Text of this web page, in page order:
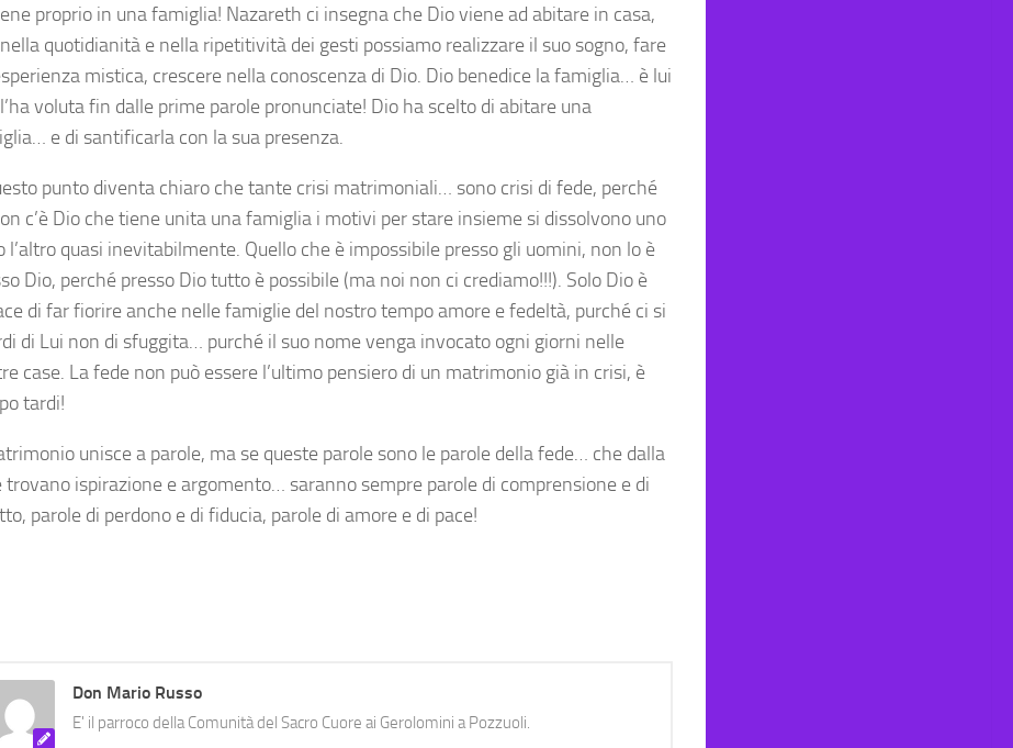
proprio in una famiglia! Nazareth ci insegna che Dio viene ad abitare in casa,
quotidianità e nella ripetitività dei gesti possiamo realizzare il suo sogno, fare
mistica, crescere nella conoscenza di Dio. Dio benedice la famiglia… è lui
voluta fin dalle prime parole pronunciate! Dio ha scelto di abitare una
e di santificarla con la sua presenza.
punto diventa chiaro che tante crisi matrimoniali… sono crisi di fede, perché
c’è Dio che tiene unita una famiglia i motivi per stare insieme si dissolvono uno
l’altro quasi inevitabilmente. Quello che è impossibile presso gli uomini, non lo è
Dio, perché presso Dio tutto è possibile (ma noi non ci crediamo!!!). Solo Dio è
di far fiorire anche nelle famiglie del nostro tempo amore e fedeltà, purché ci si
di Lui non di sfuggita… purché il suo nome venga invocato ogni giorni nelle
case. La fede non può essere l’ultimo pensiero di un matrimonio già in crisi, è
tardi!
unisce a parole, ma se queste parole sono le parole della fede… che dalla
trovano ispirazione e argomento… saranno sempre parole di comprensione e di
parole di perdono e di fiducia, parole di amore e di pace!
Don Mario Russo
E' il parroco della Comunità del Sacro Cuore ai Gerolomini a Pozzuoli.